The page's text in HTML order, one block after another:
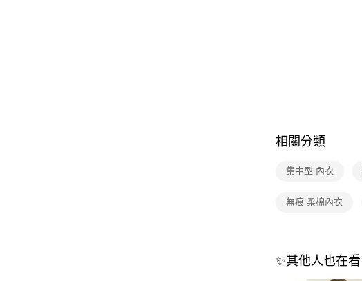
相關分類
集中型 內衣
無痕 柔棉內衣
✨其他人也在看